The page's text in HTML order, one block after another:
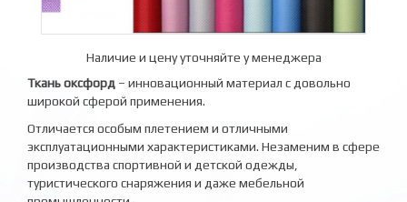
Наличие и цену уточняйте у менеджера
Ткань оксфорд – инновационный материал с довольно
широкой сферой применения.
Отличается особым плетением и отличными
эксплуатационными характеристиками. Незаменим в сфере
производства спортивной и детской одежды,
туристического снаряжения и даже мебельной